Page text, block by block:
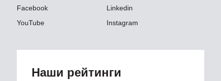
Facebook
Linkedin
YouTube
Instagram
Наши рейтинги